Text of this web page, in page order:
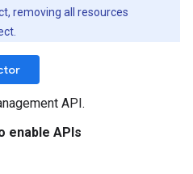
removing all resources
API.
enable APIs